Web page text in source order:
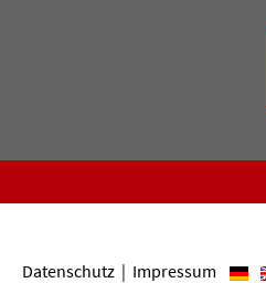
Datenschutz | Impressum